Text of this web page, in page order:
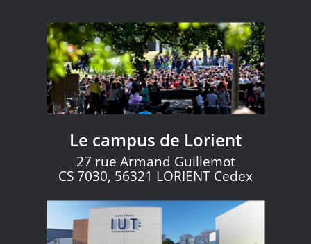
Le campus de Lorient
27 rue Armand Guillemot
CS 7030, 56321 LORIENT Cedex